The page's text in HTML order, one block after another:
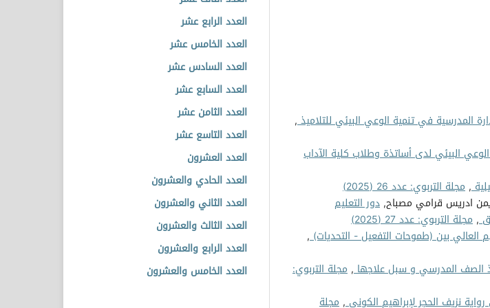
المدرسية في تنمية الوعي البيئي للتلاميذ,
البيئي لدى أساتذة وطلاب كلية الآداب
, مجلة التربوي: عدد 26 (2025)
ادريس قرامي مصباح, دور التعليم
, مجلة التربوي: عدد 27 (2025)
العالي بين (طموحات التفعيل - التحديات),
الصف المدرسي و سبل علاجها, مجلة التربوي:
نزيف الحجر لإبراهيم الكوني, مجلة
العدد الرابع عشر
العدد الخامس عشر
العدد السادس عشر
العدد السابع عشر
العدد الثامن عشر
العدد التاسع عشر
العدد العشرون
العدد الحادي والعشرون
العدد الثاني والعشرون
العدد الثالث والعشرون
العدد الرابع والعشرون
العدد الخامس والعشرون